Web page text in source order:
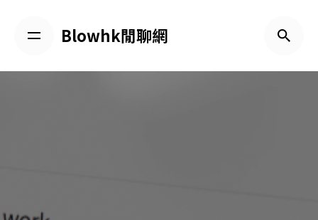
content
Blowhk閒聊網